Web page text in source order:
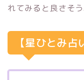
れてみると良さそう
【星ひとみ